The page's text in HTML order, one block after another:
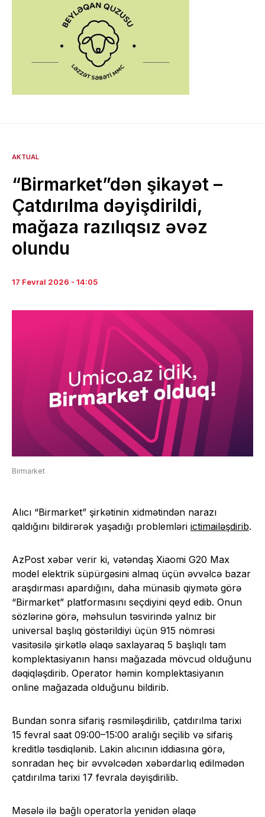
AKTUAL
“Birmarket”dən şikayət –
Çatdırılma dəyişdirildi,
mağaza razılıqsız əvəz
olundu
17 Fevral 2026 - 14:05
Birmarket
Alıcı “Birmarket” şirkətinin xidmətindən narazı
qaldığını bildirərək yaşadığı problemləri ictimailəşdirib.
AzPost xəbər verir ki, vətəndaş Xiaomi G20 Max
model elektrik süpürgəsini almaq üçün əvvəlcə bazar
araşdırması apardığını, daha münasib qiymətə görə
“Birmarket” platformasını seçdiyini qeyd edib. Onun
sözlərinə görə, məhsulun təsvirində yalnız bir
universal başlıq göstərildiyi üçün 915 nömrəsi
vasitəsilə şirkətlə əlaqə saxlayaraq 5 başlıqlı tam
komplektasiyanın hansı mağazada mövcud olduğunu
dəqiqləşdirib. Operator həmin komplektasiyanın
online mağazada olduğunu bildirib.
Bundan sonra sifariş rəsmiləşdirilib, çatdırılma tarixi
15 fevral saat 09:00–15:00 aralığı seçilib və sifariş
kreditlə təsdiqlənib. Lakin alıcının iddiasına görə,
sonradan heç bir əvvəlcədən xəbərdarlıq edilmədən
çatdırılma tarixi 17 fevrala dəyişdirilib.
Məsələ ilə bağlı operatorla yenidən əlaqə